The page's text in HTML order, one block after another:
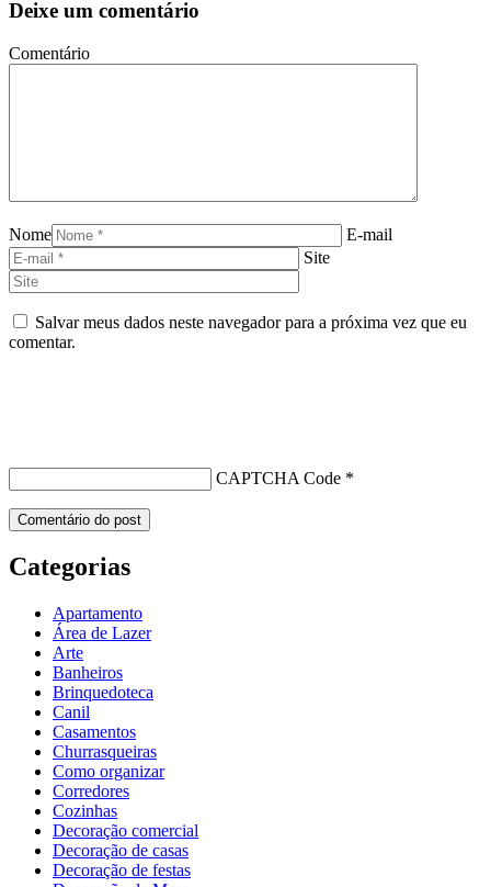
Deixe um comentário
Comentário
Nome
E-mail
Site
Salvar meus dados neste navegador para a próxima vez que eu
comentar.
CAPTCHA Code *
Categorias
Apartamento
Área de Lazer
Arte
Banheiros
Brinquedoteca
Canil
Casamentos
Churrasqueiras
Como organizar
Corredores
Cozinhas
Decoração comercial
Decoração de casas
Decoração de festas